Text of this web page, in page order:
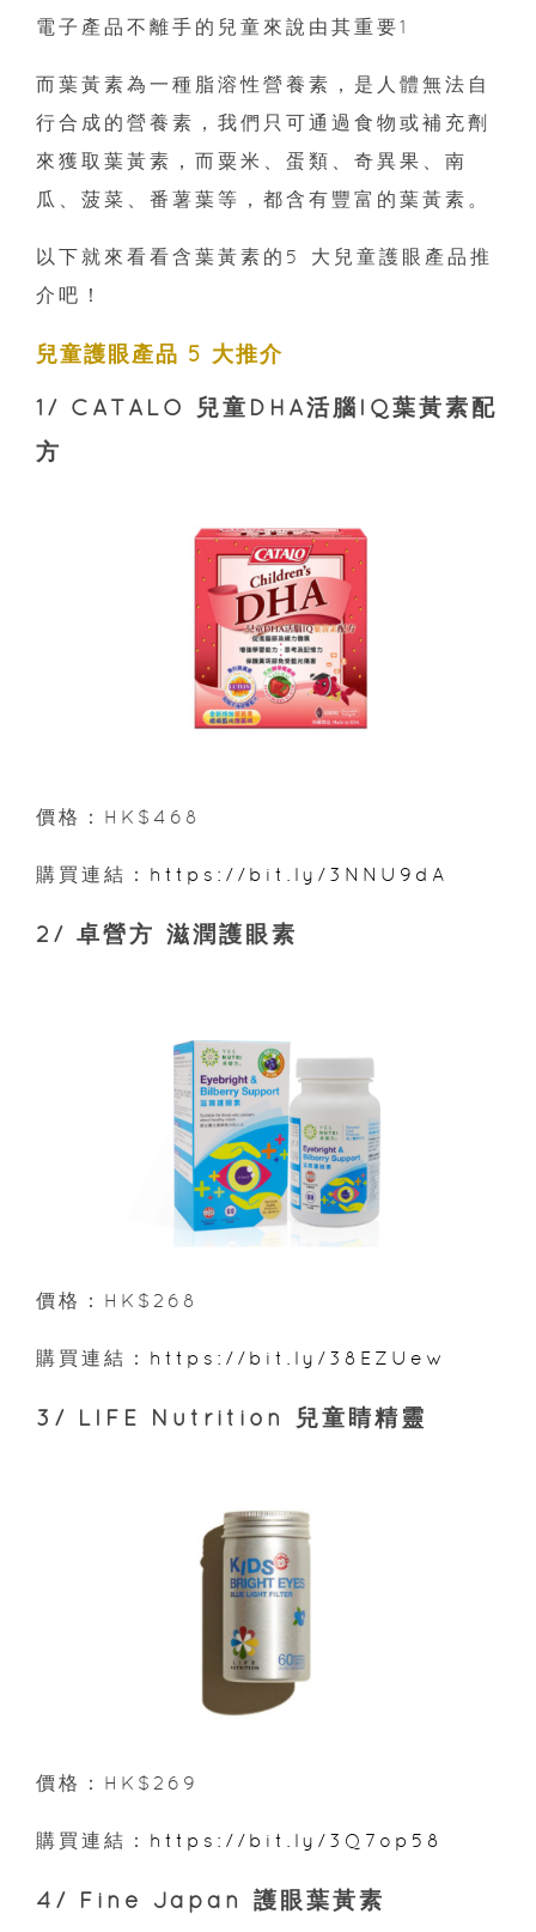
電子產品不離手的兒童來說由其重要1
而葉黃素為一種脂溶性營養素，是人體無法自
行合成的營養素，我們只可通過食物或補充劑
來獲取葉黃素，而粟米、蛋類、奇異果、南
瓜、菠菜、番薯葉等，都含有豐富的葉黃素。
以下就來看看含葉黃素的5 大兒童護眼產品推
介吧！
兒童護眼產品 5 大推介
1/ CATALO 兒童DHA活腦IQ葉黃素配
方
價格：HK$468
購買連結： https://bit.ly/3NNU9dA
2/ 卓營方 滋潤護眼素
價格：HK$268
購買連結： https://bit.ly/38EZUew
3/ LIFE Nutrition 兒童睛精靈
價格：HK$269
購買連結： https://bit.ly/3Q7op58
4/ Fine Japan 護眼葉黃素